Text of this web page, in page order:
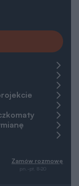
Zamów rozmowę
pn.-pt. 8-20